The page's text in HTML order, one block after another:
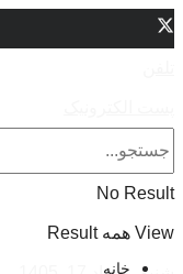
No Result
View همه Result
خانه